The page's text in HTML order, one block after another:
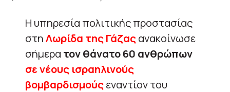
Η υπηρεσία πολιτικής προστασίας
στηΛωρίδα της Γάζαςανακοίνωσε
σήμερα τον θάνατο 60 ανθρώπων
σε νέους ισραηλινούς
βομβαρδισμούςεναντίον του